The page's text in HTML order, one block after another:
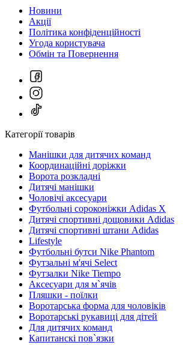
Новини
Акції
Політика конфіденційності
Угода користувача
Обмін та Повернення
Категорії товарів
Манішки для дитячих команд
Координаційні доріжки
Ворота розкладні
Дитячі манішки
Чоловічі аксесуари
Футбольні сороконіжки Adidas X
Дитячі спортивні дощовики Adidas
Дитячі спортивні штани Adidas
Lifestyle
Футбольні бутси Nike Phantom
Футзальні м'ячі Select
Футзалки Nike Tiempo
Аксесуари для м`ячів
Пляшки - поїлки
Воротарська форма для чоловіків
Воротарські рукавиці для дітей
Для дитячих команд
Капитанскі пов`язки